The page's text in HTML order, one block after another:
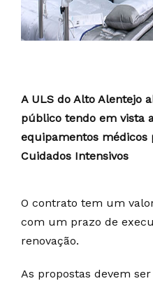
A ULS do Alto Alentejo
público tendo em vista
equipamentos médicos
Cuidados Intensivos
O contrato tem um
com um prazo de
renovação.
As propostas devem